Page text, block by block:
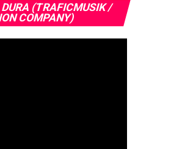
DURA (TRAFICMUSIK /
COMPANY)